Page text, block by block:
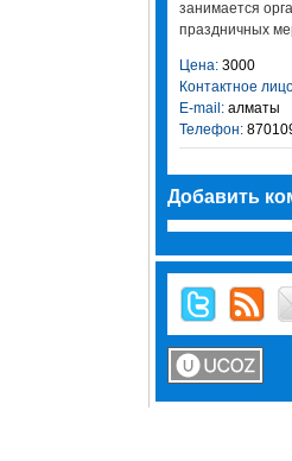
занимается
праздничных
Цена:3000
Контактное
E-mail:алматы
Телефон:
Добавить